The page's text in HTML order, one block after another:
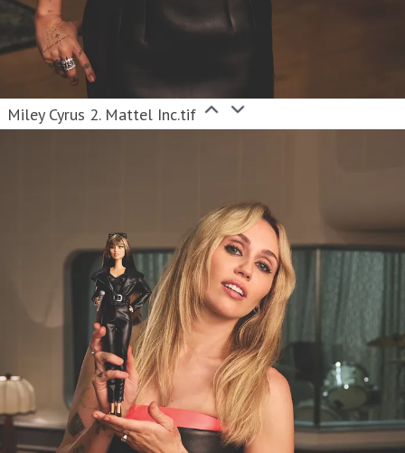
Miley Cyrus 2. Mattel Inc.tif